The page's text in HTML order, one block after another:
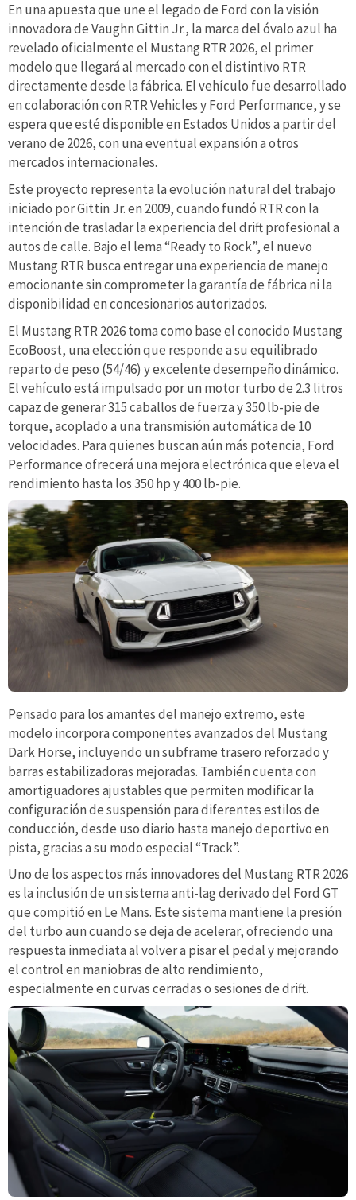
En una apuesta que une el legado de Ford con la visión
innovadora de Vaughn Gittin Jr., la marca del óvalo azul ha
revelado oficialmente el Mustang RTR 2026, el primer
modelo que llegará al mercado con el distintivo RTR
directamente desde la fábrica. El vehículo fue desarrollado
en colaboración con RTR Vehicles y Ford Performance, y se
espera que esté disponible en Estados Unidos a partir del
verano de 2026, con una eventual expansión a otros
mercados internacionales.
Este proyecto representa la evolución natural del trabajo
iniciado por Gittin Jr. en 2009, cuando fundó RTR con la
intención de trasladar la experiencia del drift profesional a
autos de calle. Bajo el lema “Ready to Rock”, el nuevo
Mustang RTR busca entregar una experiencia de manejo
emocionante sin comprometer la garantía de fábrica ni la
disponibilidad en concesionarios autorizados.
El Mustang RTR 2026 toma como base el conocido Mustang
EcoBoost, una elección que responde a su equilibrado
reparto de peso (54/46) y excelente desempeño dinámico.
El vehículo está impulsado por un motor turbo de 2.3 litros
capaz de generar 315 caballos de fuerza y 350 lb-pie de
torque, acoplado a una transmisión automática de 10
velocidades. Para quienes buscan aún más potencia, Ford
Performance ofrecerá una mejora electrónica que eleva el
rendimiento hasta los 350 hp y 400 lb-pie.
Pensado para los amantes del manejo extremo, este
modelo incorpora componentes avanzados del Mustang
Dark Horse, incluyendo un subframe trasero reforzado y
barras estabilizadoras mejoradas. También cuenta con
amortiguadores ajustables que permiten modificar la
configuración de suspensión para diferentes estilos de
conducción, desde uso diario hasta manejo deportivo en
pista, gracias a su modo especial “Track”.
Uno de los aspectos más innovadores del Mustang RTR 2026
es la inclusión de un sistema anti-lag derivado del Ford GT
que compitió en Le Mans. Este sistema mantiene la presión
del turbo aun cuando se deja de acelerar, ofreciendo una
respuesta inmediata al volver a pisar el pedal y mejorando
el control en maniobras de alto rendimiento,
especialmente en curvas cerradas o sesiones de drift.